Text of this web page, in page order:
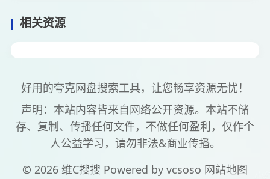
相关资源
好用的夸克网盘搜索工具，让您畅享资源无忧！
声明：本站内容皆来自网络公开资源。本站不储
存、复制、传播任何文件，不做任何盈利，仅作个
人公益学习，请勿非法&商业传播。
© 2026 维C搜搜 Powered by vcsoso 网站地图